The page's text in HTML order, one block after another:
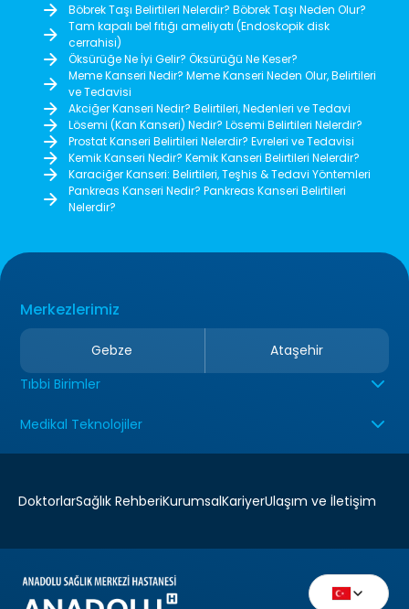
Böbrek Taşı Belirtileri Nelerdir? Böbrek Taşı Neden Olur?
Tam kapalı bel fıtığı ameliyatı (Endoskopik disk
cerrahisi)
Öksürüğe Ne İyi Gelir? Öksürüğü Ne Keser?
Meme Kanseri Nedir? Meme Kanseri Neden Olur, Belirtileri
ve Tedavisi
Akciğer Kanseri Nedir? Belirtileri, Nedenleri ve Tedavi
Lösemi (Kan Kanseri) Nedir? Lösemi Belirtileri Nelerdir?
Prostat Kanseri Belirtileri Nelerdir? Evreleri ve Tedavisi
Kemik Kanseri Nedir? Kemik Kanseri Belirtileri Nelerdir?
Karaciğer Kanseri: Belirtileri, Teşhis & Tedavi Yöntemleri
Pankreas Kanseri Nedir? Pankreas Kanseri Belirtileri
Nelerdir?
Merkezlerimiz
Gebze
Ataşehir
Tıbbi Birimler
Medikal Teknolojiler
DoktorlarSağlık RehberiKurumsalKariyerUlaşım ve İletişim